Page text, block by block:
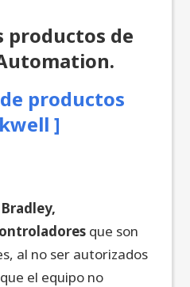
productos de
productos
]
que son
al no ser autorizados
el equipo no